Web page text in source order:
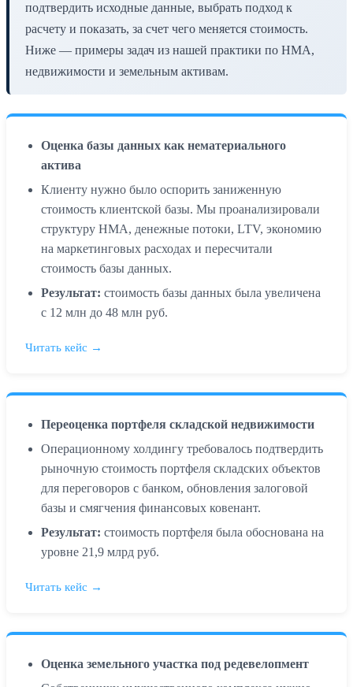
подтвердить исходные данные, выбрать подход к
расчету и показать, за счет чего меняется стоимость.
Ниже — примеры задач из нашей практики по НМА,
недвижимости и земельным активам.
Оценка базы данных как нематериального
актива
Клиенту нужно было оспорить заниженную
стоимость клиентской базы. Мы проанализировали
структуру НМА, денежные потоки, LTV, экономию
на маркетинговых расходах и пересчитали
стоимость базы данных.
Результат: стоимость базы данных была увеличена
с 12 млн до 48 млн руб.
Читать кейс →
Переоценка портфеля складской недвижимости
Операционному холдингу требовалось подтвердить
рыночную стоимость портфеля складских объектов
для переговоров с банком, обновления залоговой
базы и смягчения финансовых ковенант.
Результат: стоимость портфеля была обоснована на
уровне 21,9 млрд руб.
Читать кейс →
Оценка земельного участка под редевелопмент